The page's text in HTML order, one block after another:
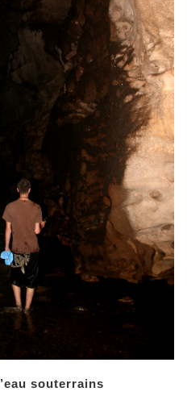
souterrains